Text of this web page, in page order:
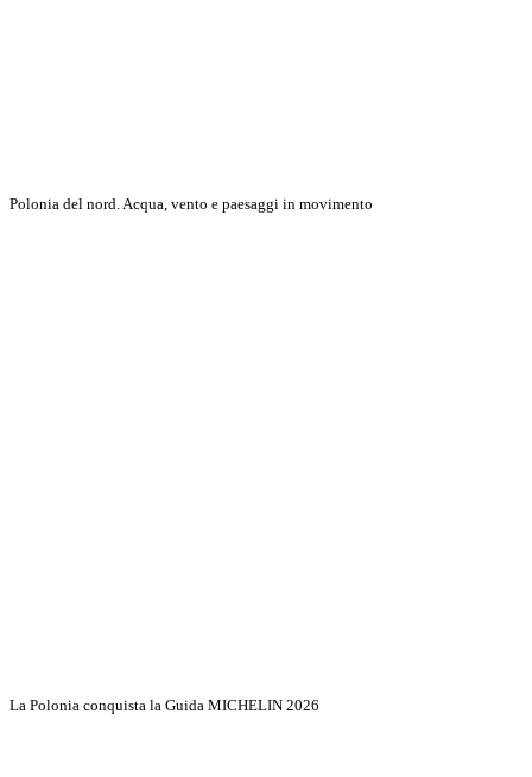
Polonia del nord. Acqua, vento e paesaggi in movimento
La Polonia conquista la Guida MICHELIN 2026